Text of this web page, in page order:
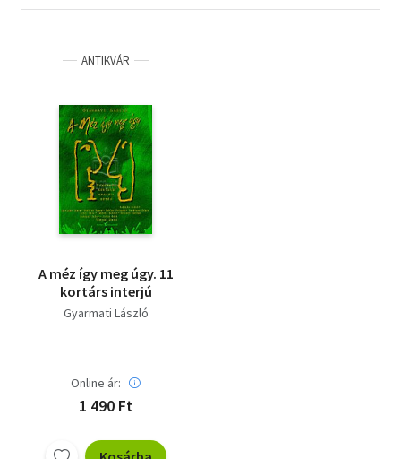
ANTIKVÁR
A méz így meg úgy. 11
kortárs interjú
Gyarmati László
Online ár:
1 490 Ft